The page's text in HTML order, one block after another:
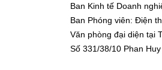
Ban Kinh tế Doanh
Ban Phóng viên: Điện
Văn phòng đại diện tại
Số 331/38/10 Phan